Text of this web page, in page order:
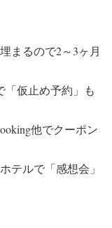
まるので2～3ヶ月
仮止め予約」も
他でクーポン
テルで「感想会」